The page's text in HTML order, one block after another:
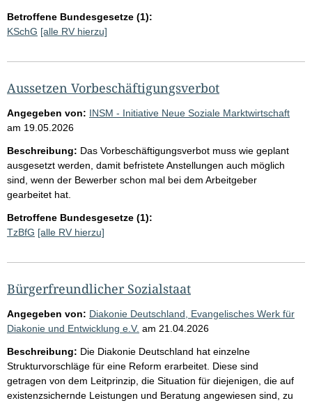
Betroffene Bundesgesetze (1):
KSchG [alle RV hierzu]
Aussetzen Vorbeschäftigungsverbot
Angegeben von: INSM - Initiative Neue Soziale Marktwirtschaft
am 19.05.2026
Beschreibung: Das Vorbeschäftigungsverbot muss wie geplant
ausgesetzt werden, damit befristete Anstellungen auch möglich
sind, wenn der Bewerber schon mal bei dem Arbeitgeber
gearbeitet hat.
Betroffene Bundesgesetze (1):
TzBfG [alle RV hierzu]
Bürgerfreundlicher Sozialstaat
Angegeben von: Diakonie Deutschland, Evangelisches Werk für
Diakonie und Entwicklung e.V. am 21.04.2026
Beschreibung: Die Diakonie Deutschland hat einzelne
Strukturvorschläge für eine Reform erarbeitet. Diese sind
getragen von dem Leitprinzip, die Situation für diejenigen, die auf
existenzsichernde Leistungen und Beratung angewiesen sind, zu